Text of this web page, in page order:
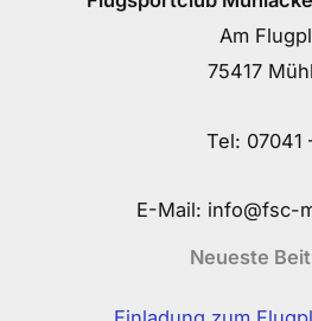
Am
75417
Tel: 07041
E-Mail: info@fsc-
Neueste